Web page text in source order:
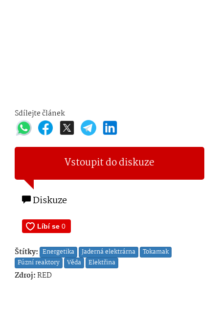
Sdílejte článek
Vstoupit do diskuze
Diskuze
Štítky: Energetika Jaderná elektrárna
Tokamak
Fúzní reaktory
Věda Elektřina
Zdroj:RED